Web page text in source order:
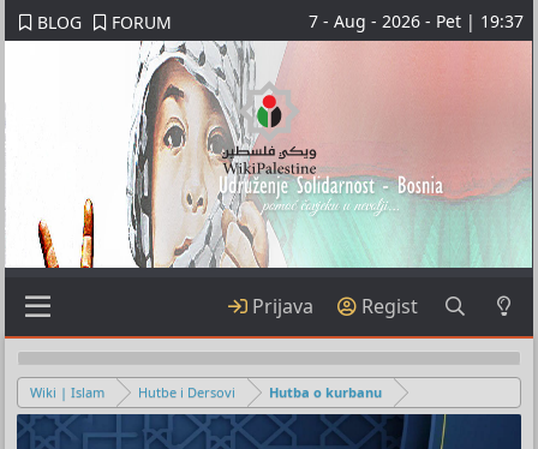
BLOG FORUM 7 - Aug - 2026 - Pet | 19:37
Prijava Regist
Wiki | Islam Hutbe i Dersovi Hutba o kurbanu